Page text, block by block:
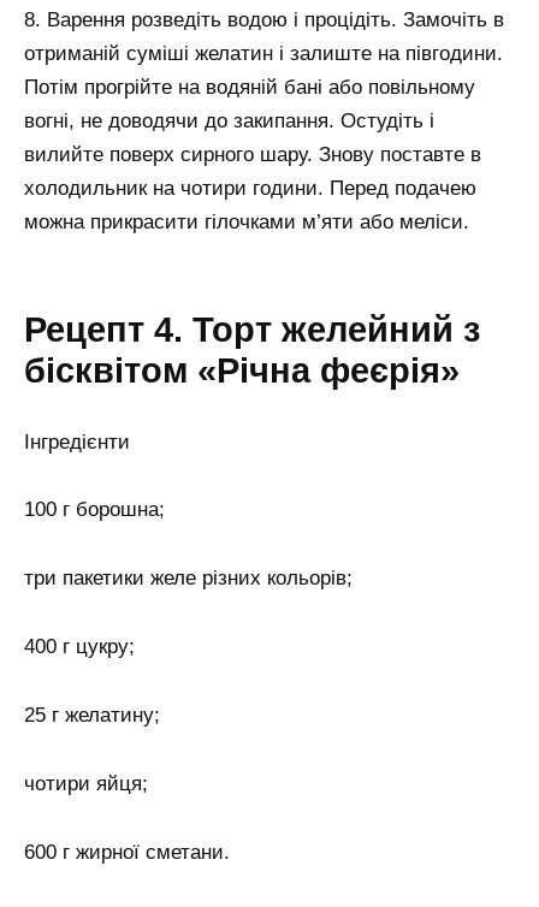
8. Варення розведіть водою і процідіть. Замочіть в
отриманій суміші желатин і залиште на півгодини.
Потім прогрійте на водяній бані або повільному
вогні, не доводячи до закипання. Остудіть і
вилийте поверх сирного шару. Знову поставте в
холодильник на чотири години. Перед подачею
можна прикрасити гілочками м’яти або меліси.
Рецепт 4. Торт желейний з
бісквітом «Річна феєрія»
Інгредієнти
100 г борошна;
три пакетики желе різних кольорів;
400 г цукру;
25 г желатину;
чотири яйця;
600 г жирної сметани.